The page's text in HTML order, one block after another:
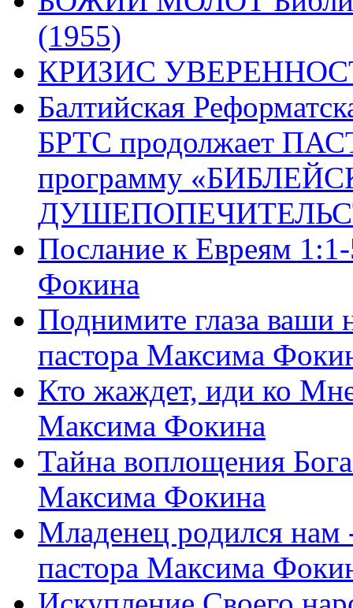
(1955)
КРИЗИС
Балтийская
БРТС продолжает
программу
Послание к Евреям
Фокина
Поднимите глаза ваши
пастора Максима
Кто жаждет, иди ко
Максима Фокина
Тайна воплощения
Максима Фокина
Младенец родился
пастора Максима